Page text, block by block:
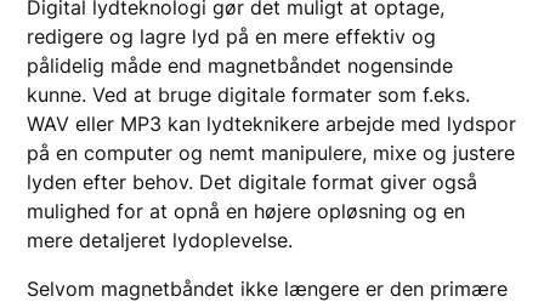
Digital lydteknologi gør det muligt at optage,
redigere og lagre lyd på en mere effektiv og
pålidelig måde end magnetbåndet nogensinde
kunne. Ved at bruge digitale formater som f.eks.
WAV eller MP3 kan lydteknikere arbejde med lydspor
på en computer og nemt manipulere, mixe og justere
lyden efter behov. Det digitale format giver også
mulighed for at opnå en højere opløsning og en
mere detaljeret lydoplevelse.
Selvom magnetbåndet ikke længere er den primære